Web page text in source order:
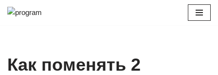
Как поменять 2